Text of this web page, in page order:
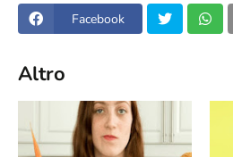
Facebook
Altro